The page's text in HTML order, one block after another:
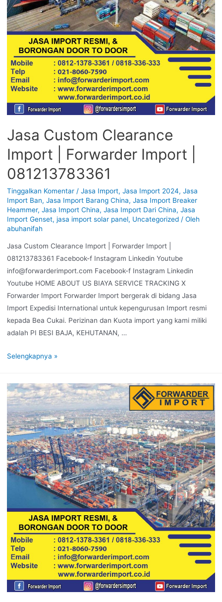
Jasa Custom Clearance
Import | Forwarder Import |
081213783361
Tinggalkan Komentar / Jasa Import, Jasa Import 2024, Jasa
Import Ban, Jasa Import Barang China, Jasa Import Breaker
Heammer, Jasa Import China, Jasa Import Dari China, Jasa
Import Genset, jasa import solar panel, Uncategorized/ Oleh
abuhanifah
Jasa Custom Clearance Import | Forwarder Import |
081213783361 Facebook-f Instagram Linkedin Youtube
info@forwarderimport.com Facebook-f Instagram Linkedin
Youtube HOME ABOUT US BIAYA SERVICE TRACKING X
Forwarder Import Forwarder Import bergerak di bidang Jasa
Import Expedisi International untuk kepengurusan Import resmi
kepada Bea Cukai. Perizinan dan Kuota import yang kami miliki
adalah PI BESI BAJA, KEHUTANAN, …
Selengkapnya »